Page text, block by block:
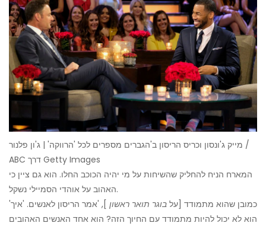
מייק ג'ונסון וכריס הריסון ב'הגברים מספרים לכל 'הרווקה' | ג'ון פלנור /
ABC דרך Getty Images
המארח הניח להחליק שהשיחות על מי יהיה הכוכב החלו. הוא גם ציין כי
האהוב על אוהדי הסמיילי נשקל.
'כמובן שהוא מתמודד [על בוגר תואר ראשון ], 'אמר הריסון לאנשים. 'איך
הוא לא יכול להיות מתמודד עם החיוך הזה? הוא אחד האנשים האהובים